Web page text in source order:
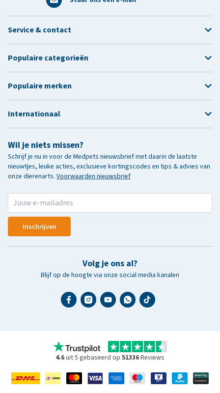
Wil je niets missen?
Schrijf je nu in voor de Medpets nieuwsbrief met daarin de laatste
nieuwtjes, leuke acties, exclusieve kortingscodes en tips & advies van
onze dierenarts. Voorwaarden nieuwsbrief
Inschrijven
Volg je ons al?
Blijf op de hoogte via onze social media kanalen
Service & contact
Populaire categorieën
Populaire merken
Internationaal
4.6uit 5 gebaseerd op 51336Reviews